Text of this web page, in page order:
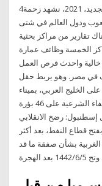
4‏‏/6‏‏/1442 بعد الهجرة ونحن في مستهل العام الجديد، 2021، نشهد زحمة
ودول العالم في شتى
تقارير من مراكز بحثية
الخمسة وظائف عمارة
وظائف خالية واحدث فرص العمل
في مصر. وهو يربط حقل
الخليج العربي، بميناء
ومصفاة صيدا لتكرير النفط في جنوب لبنان. إضفاء الشرعية على 46 بؤرة
إسطنبول: رضخ الانقلابي
قطاع النفط، بعد أكثر
الغربية بشأن صفقة ما قد